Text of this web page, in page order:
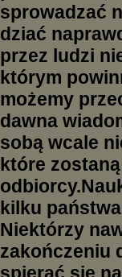
sprowadzać
dziać
przez ludzi
którym
możemy
dawna
sobą wcale
które
kilku
Niektórzy
zakończeniu